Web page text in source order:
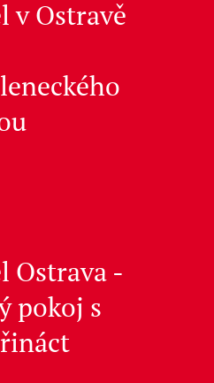
v Ostravě
Ostrava -
pokoj s